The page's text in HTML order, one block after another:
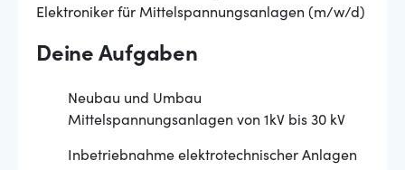
Elektroniker für Mittelspannungsanlagen (m/w/d)
Deine Aufgaben
Neubau und Umbau
Mittelspannungsanlagen von 1kV bis 30 kV
Inbetriebnahme elektrotechnischer Anlagen